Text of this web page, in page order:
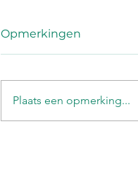
Opmerkingen
Plaats een opmerking...